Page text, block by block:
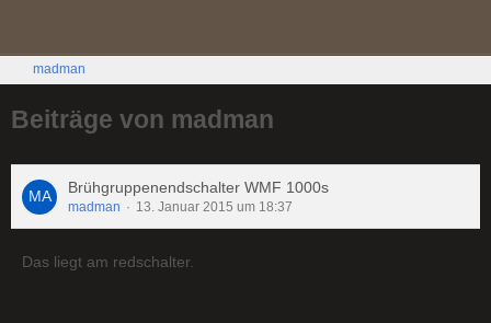
madman
Beiträge von madman
Brühgruppenendschalter WMF 1000s
madman 13. Januar 2015 um 18:37
Das liegt am redschalter.